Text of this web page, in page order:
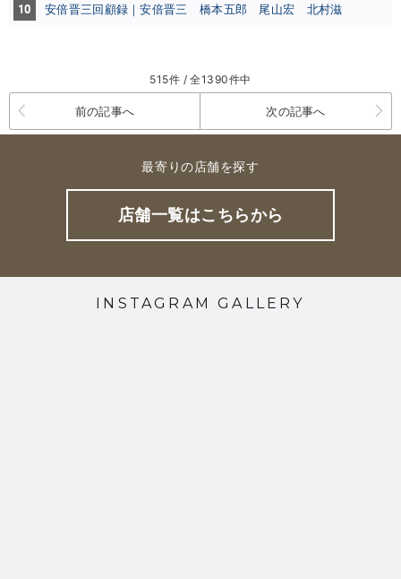
10 安倍晋三回顧録｜安倍晋三 橋本五郎 尾山宏 北村滋
515件 / 全1390件中
前の記事へ 次の記事へ
最寄りの店舗を探す
店舗一覧はこちらから
INSTAGRAM GALLERY